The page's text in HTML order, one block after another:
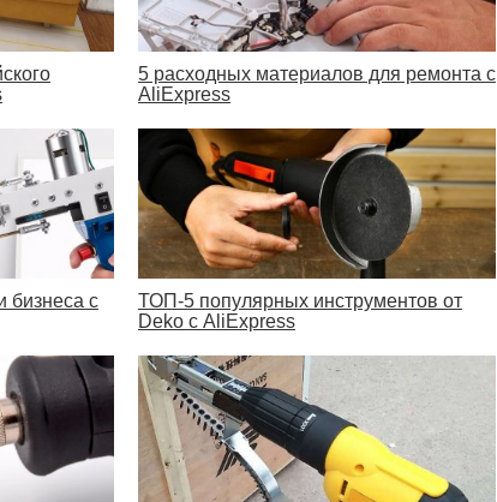
5 расходных материалов для ремонта с
AliExpress
бизнеса с
ТОП-5 популярных инструментов от
Deko с AliExpress